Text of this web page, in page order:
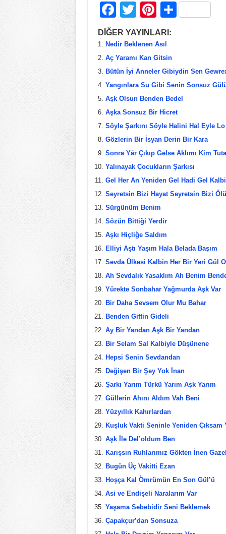
F
a
c
e
b
o
o
k
T
wi
tt
er
Pi
nt
er
e
st
S
DİĞER YAYINLARI:
Nedir Beklenen Asıl
Aç Yaramı Kan Gitsin
Bütün İyi Anneler Gibiydin Sen
Yangınlara Su Gibi Senin Sonsuz
Aşk Olsun Benden Bedel
Aşka Sonsuz Bir Hicret
Söyle Şarkını Söyle Halini Hal Eyle Lo
Gözlerin Bir İsyan Derin Bir Kara
Sonra Yâr Çıkıp Gelse Aklımı Kim
Yalınayak Çocukların Şarkısı
Gel Her An Yeniden Gel Hadi Gel
Seyretsin Bizi Hayat Seyretsin Bizi
Sürgünüm Benim
Sözün Bittiği Yerdir
Aşkı Hiçliğe Saldım
Elliyi Aştı Yaşım Hala Belada Başım
Sevda Ülkesi Kalbin Her Bir Yeri Gül
Ah Sevdalık Yasaklım Ah Benim
Yürekte Sonbahar Yağmurda Aşk Var
Bir Daha Sevsem Olur Mu Bahar
Benden Gittin Gideli
Ay Bir Yandan Aşk Bir Yandan
Bir Selam Sal Kalbiyle Düşünene
Hepsi Senin Sevdandan
Değişen Bir Şey Yok İnan
Şarkı Yarım Türkü Yarım Aşk Yarım
Güllerin Ahını Aldım Vah Beni
Yüzyıllık Kahırlardan
Kuşluk Vakti Seninle Yeniden Çıksam
Aşk İle Del’oldum Ben
Karışsın Ruhlarımız Gökten İnen
Bugün Üç Vakitti Ezan
Hoşça Kal Ömrümün En Son Gül’ü
Asi ve Endişeli Naralarım Var
Yaşama Sebebidir Seni Beklemek
Çapakçur’dan Sonsuza